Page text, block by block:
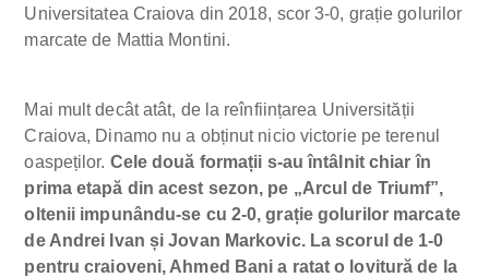
Universitatea Craiova din 2018, scor 3-0, grație golurilor
marcate de Mattia Montini.
Mai mult decât atât, de la reînființarea Universității
Craiova, Dinamo nu a obținut nicio victorie pe terenul
oaspeților. Cele două formații s-au întâlnit chiar în
prima etapă din acest sezon, pe „Arcul de Triumf”,
oltenii impunându-se cu 2-0, grație golurilor marcate
de Andrei Ivan și Jovan Markovic. La scorul de 1-0
pentru craioveni, Ahmed Bani a ratat o lovitură de la